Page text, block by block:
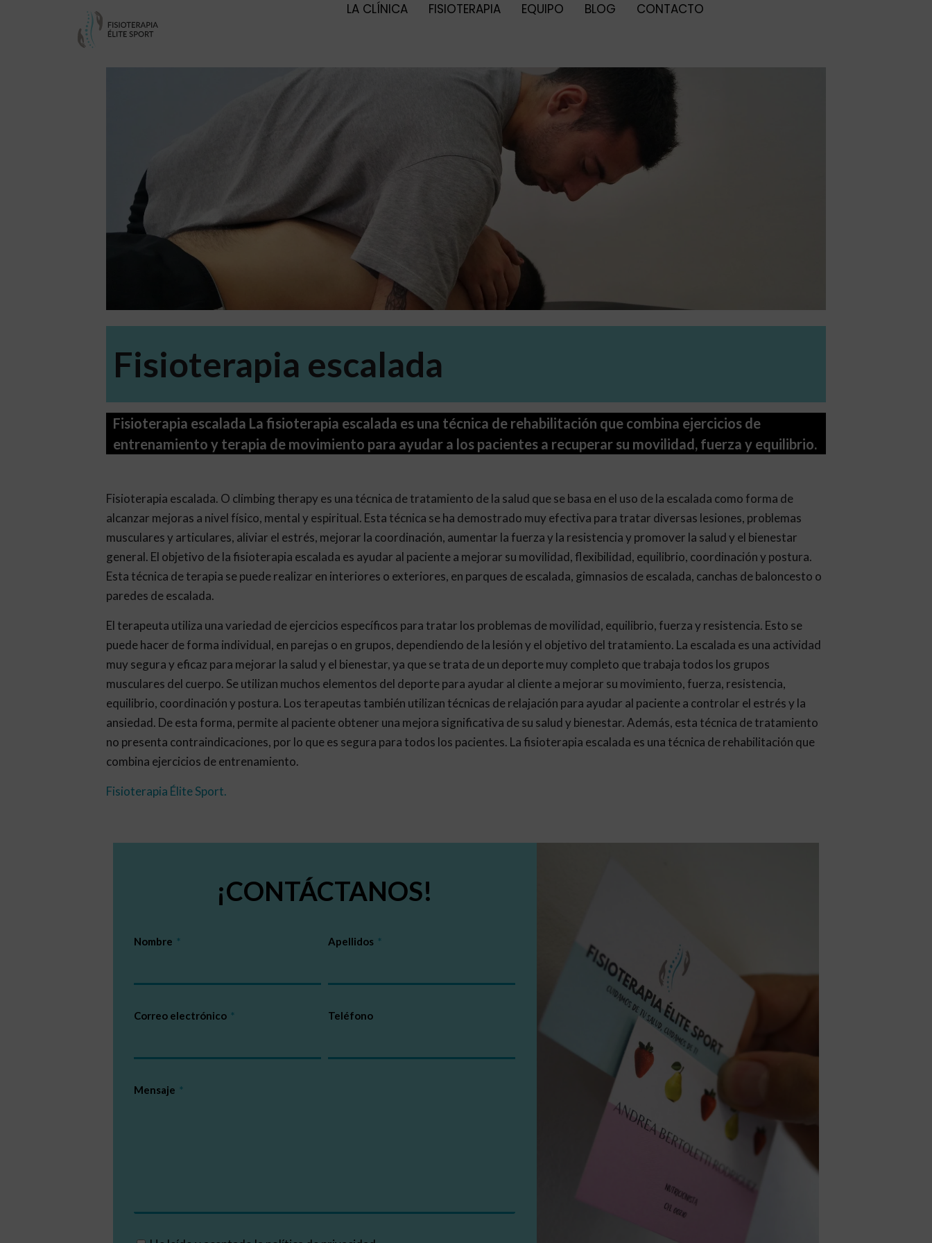
LA CLÍNICA FISIOTERAPIA EQUIPO BLOG CONTACTO
Fisioterapia escalada
Fisioterapia escalada La fisioterapia escalada es una técnica de rehabilitación que combina ejercicios de
entrenamiento y terapia de movimiento para ayudar a los pacientes a recuperar su movilidad, fuerza y equilibrio.
Fisioterapia escalada. O climbing therapy es una técnica de tratamiento de la salud que se basa en el uso de la escalada como forma de
alcanzar mejoras a nivel físico, mental y espiritual. Esta técnica se ha demostrado muy efectiva para tratar diversas lesiones, problemas
musculares y articulares, aliviar el estrés, mejorar la coordinación, aumentar la fuerza y la resistencia y promover la salud y el bienestar
general. El objetivo de la fisioterapia escalada es ayudar al paciente a mejorar su movilidad, flexibilidad, equilibrio, coordinación y postura.
Esta técnica de terapia se puede realizar en interiores o exteriores, en parques de escalada, gimnasios de escalada, canchas de baloncesto o
paredes de escalada.
El terapeuta utiliza una variedad de ejercicios específicos para tratar los problemas de movilidad, equilibrio, fuerza y resistencia. Esto se
puede hacer de forma individual, en parejas o en grupos, dependiendo de la lesión y el objetivo del tratamiento. La escalada es una actividad
muy segura y eficaz para mejorar la salud y el bienestar, ya que se trata de un deporte muy completo que trabaja todos los grupos
musculares del cuerpo. Se utilizan muchos elementos del deporte para ayudar al cliente a mejorar su movimiento, fuerza, resistencia,
equilibrio, coordinación y postura. Los terapeutas también utilizan técnicas de relajación para ayudar al paciente a controlar el estrés y la
ansiedad. De esta forma, permite al paciente obtener una mejora significativa de su salud y bienestar. Además, esta técnica de tratamiento
no presenta contraindicaciones, por lo que es segura para todos los pacientes. La fisioterapia escalada es una técnica de rehabilitación que
combina ejercicios de entrenamiento.
Fisioterapia Élite Sport.
¡CONTÁCTANOS!
Nombre Apellidos
Correo electrónico Teléfono
Mensaje